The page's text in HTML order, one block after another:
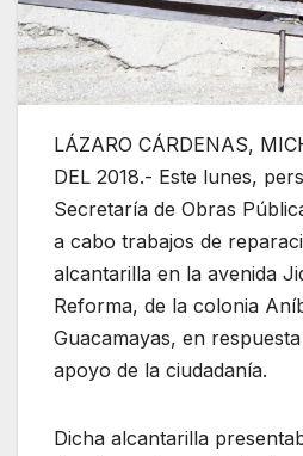
LÁZARO CÁRDENAS,
DEL 2018.- Este lunes,
Secretaría de Obras
a cabo trabajos de
alcantarilla en la avenida
Reforma, de la colonia
Guacamayas, en
apoyo de la ciudadanía.
Dicha alcantarilla